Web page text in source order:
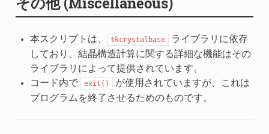
本スクリプトは、 tkcrystalbase
ライブラリに依存
しており、結晶構造計算に関する詳細な機能はその
ライブラリによって提供されています。
コード内で
exit()
が使用されていますが、これは
プログラムを終了させるためのものです。